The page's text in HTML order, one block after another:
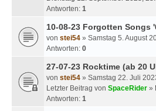
Antworten: 1
10-08-23 Forgotten Songs
von stei54 » Samstag 5. August
Antworten: 0
27-07-23 Rocktime (ab 20
von stei54 » Samstag 22. Juli
Letzter Beitrag von SpaceRider »
Antworten: 1